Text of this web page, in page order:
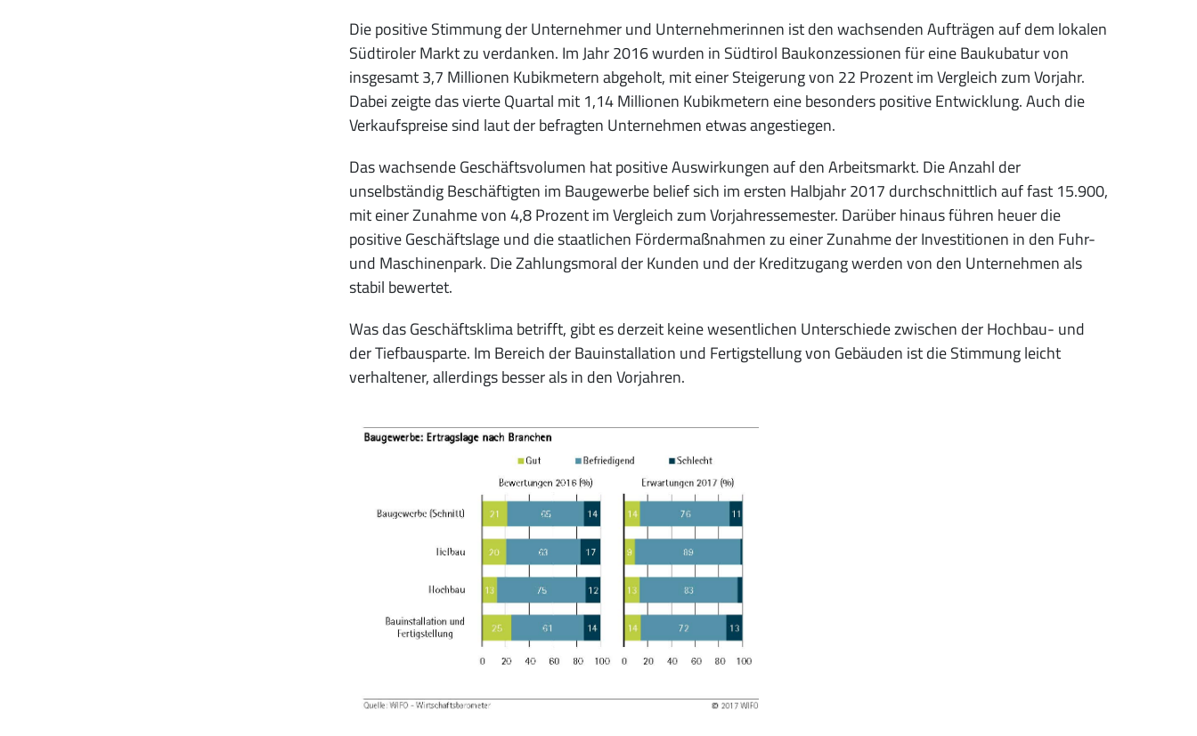
Die positive Stimmung der Unternehmer und Unternehmerinnen ist den wachsenden Aufträgen auf dem lokalen
Südtiroler Markt zu verdanken. Im Jahr 2016 wurden in Südtirol Baukonzessionen für eine Baukubatur von
insgesamt 3,7 Millionen Kubikmetern abgeholt, mit einer Steigerung von 22 Prozent im Vergleich zum Vorjahr.
Dabei zeigte das vierte Quartal mit 1,14 Millionen Kubikmetern eine besonders positive Entwicklung. Auch die
Verkaufspreise sind laut der befragten Unternehmen etwas angestiegen.
Das wachsende Geschäftsvolumen hat positive Auswirkungen auf den Arbeitsmarkt. Die Anzahl der
unselbständig Beschäftigten im Baugewerbe belief sich im ersten Halbjahr 2017 durchschnittlich auf fast 15.900,
mit einer Zunahme von 4,8 Prozent im Vergleich zum Vorjahressemester. Darüber hinaus führen heuer die
positive Geschäftslage und die staatlichen Fördermaßnahmen zu einer Zunahme der Investitionen in den Fuhr-
und Maschinenpark. Die Zahlungsmoral der Kunden und der Kreditzugang werden von den Unternehmen als
stabil bewertet.
Was das Geschäftsklima betrifft, gibt es derzeit keine wesentlichen Unterschiede zwischen der Hochbau- und
der Tiefbausparte. Im Bereich der Bauinstallation und Fertigstellung von Gebäuden ist die Stimmung leicht
verhaltener, allerdings besser als in den Vorjahren.